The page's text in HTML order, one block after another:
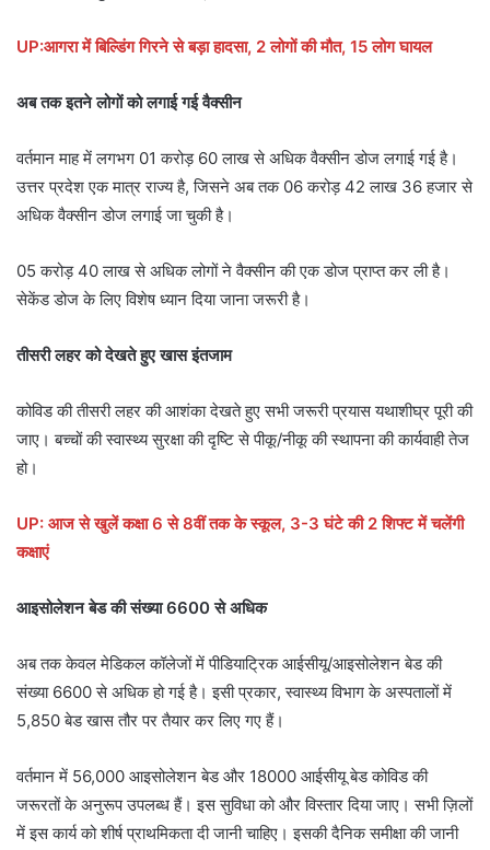
UP:आगरा में बिल्डिंग गिरने से बड़ा हादसा, 2 लोगों की मौत, 15 लोग घायल
अब तक इतने लोगों को लगाई गई वैक्सीन
वर्तमान माह में लगभग 01 करोड़ 60 लाख से अधिक वैक्सीन डोज लगाई गई है।
उत्तर प्रदेश एक मात्र राज्य है, जिसने अब तक 06 करोड़ 42 लाख 36 हजार से
अधिक वैक्सीन डोज लगाई जा चुकी है।
05 करोड़ 40 लाख से अधिक लोगों ने वैक्सीन की एक डोज प्राप्त कर ली है।
सेकेंड डोज के लिए विशेष ध्यान दिया जाना जरूरी है।
तीसरी लहर को देखते हुए खास इंतजाम
कोविड की तीसरी लहर की आशंका देखते हुए सभी जरूरी प्रयास यथाशीघ्र पूरी की
जाए। बच्चों की स्वास्थ्य सुरक्षा की दृष्टि से पीकू/नीकू की स्थापना की कार्यवाही तेज
हो।
UP: आज से खुलें कक्षा 6 से 8वीं तक के स्कूल, 3-3 घंटे की 2 शिफ्ट में चलेंगी
कक्षाएं
आइसोलेशन बेड की संख्या 6600 से अधिक
अब तक केवल मेडिकल कॉलेजों में पीडियाट्रिक आईसीयू/आइसोलेशन बेड की
संख्या 6600 से अधिक हो गई है। इसी प्रकार, स्वास्थ्य विभाग के अस्पतालों में
5,850 बेड खास तौर पर तैयार कर लिए गए हैं।
वर्तमान में 56,000 आइसोलेशन बेड और 18000 आईसीयू बेड कोविड की
जरूरतों के अनुरूप उपलब्ध हैं। इस सुविधा को और विस्तार दिया जाए। सभी ज़िलों
में इस कार्य को शीर्ष प्राथमिकता दी जानी चाहिए। इसकी दैनिक समीक्षा की जानी